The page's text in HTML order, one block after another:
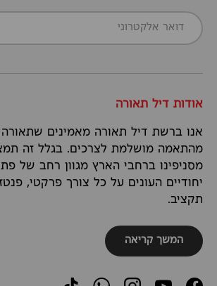
דואר אלקטרוני
אודות דיל תאורה
אנו ברשת דיל תאורה מאמינים
מהתאמה מושלמת לצרכים. בגלל זה
מסניפינו ברחבי הארץ מגוון רחב של
יחודיים העונים על כל צורך פרקטי,
תקציב.
המשך קריאה